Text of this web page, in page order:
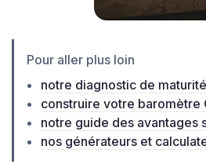
Pour aller plus loin
notre diagnostic de
construire votre baromètre
notre guide des avantages
nos générateurs et